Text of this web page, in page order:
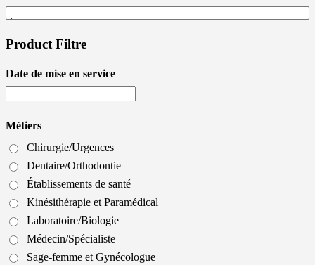
Product Filtre
Date de mise en service
Métiers
Chirurgie/Urgences
Dentaire/Orthodontie
Établissements de santé
Kinésithérapie et Paramédical
Laboratoire/Biologie
Médecin/Spécialiste
Sage-femme et Gynécologue